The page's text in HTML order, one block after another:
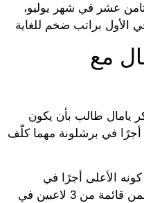
الثامن عشر في شهر يوليو،
مع
يامال طالب بأن يكون
أجرًا في برشلونة مهما كلّف
الأعلى أجرًا في
برشلونة بـ 26 مليون يورو، وهو ضمن قائمة من 3 لاعبين في